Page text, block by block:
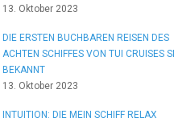
13. Oktober 2023
DIE ERSTEN BUCHBAREN REISEN DES
ACHTEN SCHIFFES VON TUI CRUISES
BEKANNT
13. Oktober 2023
INTUITION: DIE MEIN SCHIFF RELAX